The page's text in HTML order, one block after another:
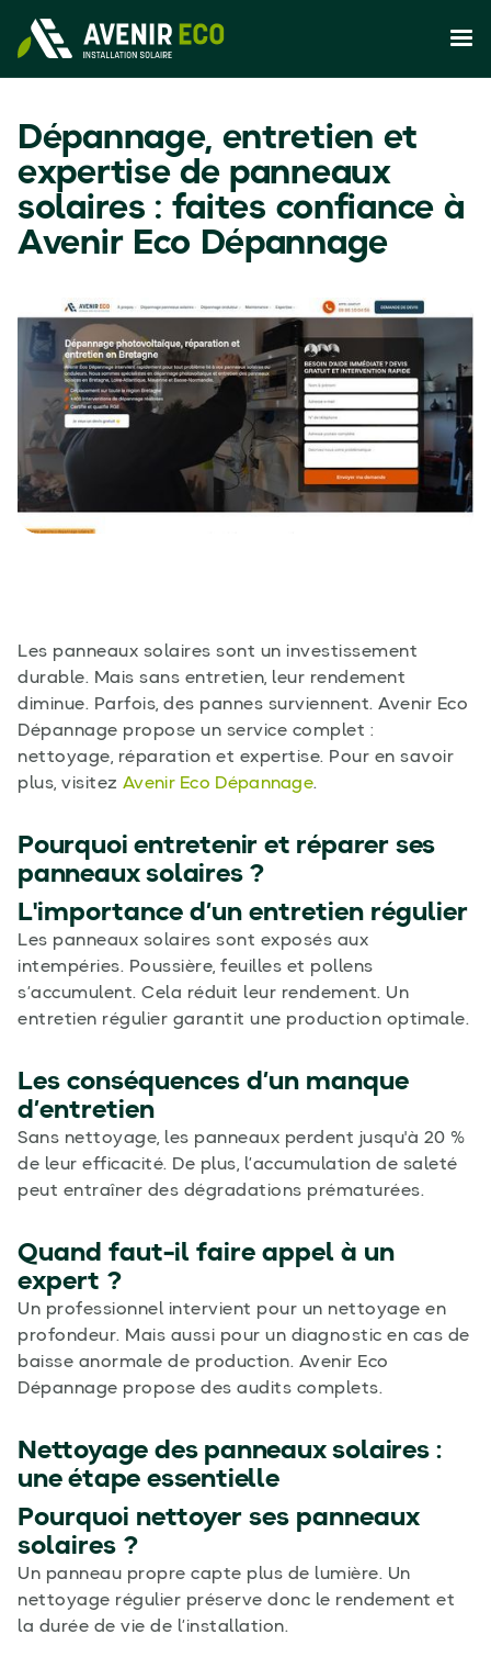
Dépannage, entretien et
expertise de panneaux
solaires : faites confiance à
Avenir Eco Dépannage
Les panneaux solaires sont un investissement
durable. Mais sans entretien, leur rendement
diminue. Parfois, des pannes surviennent. Avenir Eco
Dépannage propose un service complet :
nettoyage, réparation et expertise. Pour en savoir
plus, visitez Avenir Eco Dépannage.
Pourquoi entretenir et réparer ses
panneaux solaires ?
L'importance d’un entretien régulier
Les panneaux solaires sont exposés aux
intempéries. Poussière, feuilles et pollens
s’accumulent. Cela réduit leur rendement. Un
entretien régulier garantit une production optimale.
Les conséquences d’un manque
d’entretien
Sans nettoyage, les panneaux perdent jusqu'à 20 %
de leur efficacité. De plus, l’accumulation de saleté
peut entraîner des dégradations prématurées.
Quand faut-il faire appel à un
expert ?
Un professionnel intervient pour un nettoyage en
profondeur. Mais aussi pour un diagnostic en cas de
baisse anormale de production. Avenir Eco
Dépannage propose des audits complets.
Nettoyage des panneaux solaires :
une étape essentielle
Pourquoi nettoyer ses panneaux
solaires ?
Un panneau propre capte plus de lumière. Un
nettoyage régulier préserve donc le rendement et
la durée de vie de l’installation.